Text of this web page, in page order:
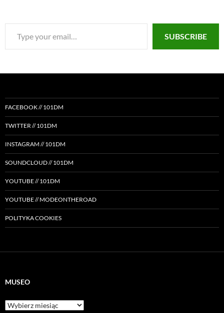
SUBSCRIBE
FACEBOOK // 101DM
TWITTER // 101DM
INSTAGRAM // 101DM
SOUNDCLOUD // 101DM
YOUTUBE // 101DM
YOUTUBE // MODEONTHEROAD
POLITYKA COOKIES
MUSEO
Museo